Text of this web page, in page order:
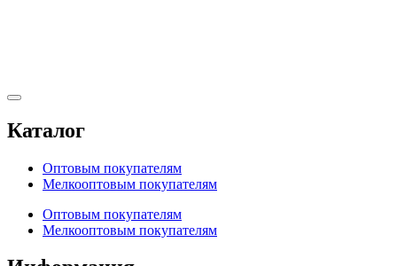
Каталог
Оптовым покупателям
Мелкооптовым покупателям
Оптовым покупателям
Мелкооптовым покупателям